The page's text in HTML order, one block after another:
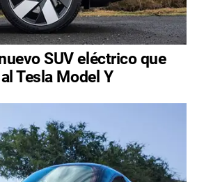
SUV eléctrico que
Tesla Model Y